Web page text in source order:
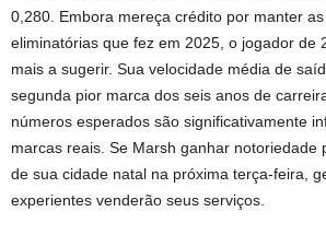
0,280. Embora mereça crédito por manter
eliminatórias que fez em 2025, o jogador de
mais a sugerir. Sua velocidade média de
segunda pior marca dos seis anos de
números esperados são significativamente
marcas reais. Se Marsh ganhar notoriedade
de sua cidade natal na próxima terça-feira,
experientes venderão seus serviços.